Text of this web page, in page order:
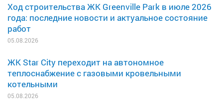
Ход строительства ЖК Greenville Park в июле 2026
года: последние новости и актуальное состояние
работ
05.08.2026
ЖК Star City переходит на автономное
теплоснабжение с газовыми кровельными
котельными
05.08.2026